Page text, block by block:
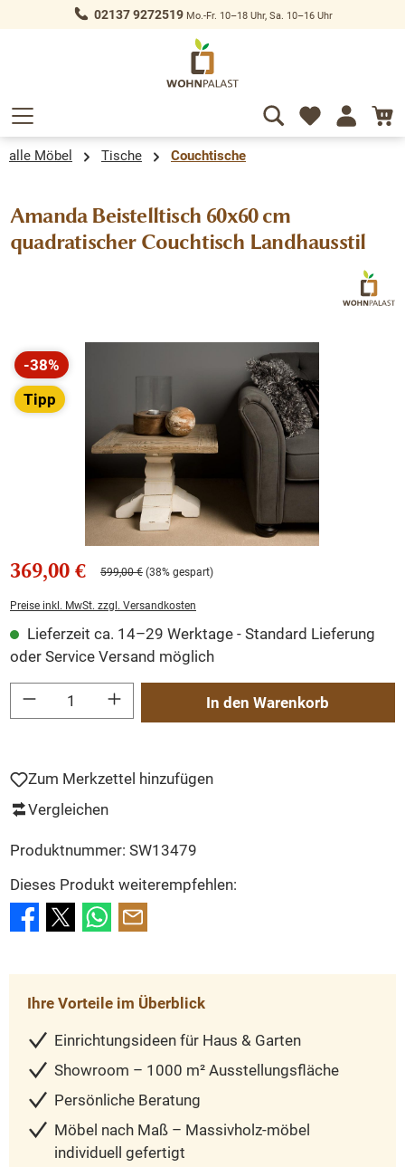
springen 02137 9272519Mo.-Fr. 10–18 Uhr, Sa. 10–16 Uhr
alle Möbel Tische Couchtische
Amanda Beistelltisch 60x60 cm
quadratischer Couchtisch Landhausstil
Bildergalerie überspringen
-38%
Rabatt
Tipp
369,00 € 599,00 € (38% gespart)
Preise inkl. MwSt. zzgl. Versandkosten
Lieferzeit ca. 14–29 Werktage - Standard Lieferung
oder Service Versand möglich
Produkt Anzahl: Gib den gewünschten Wert ein oder benutze die Schaltflächen
In den Warenkorb
Zum Merkzettel hinzufügen
Vergleichen
Produktnummer: SW13479
Dieses Produkt weiterempfehlen:
Ihre Vorteile im Überblick
Einrichtungsideen für Haus & Garten
Showroom – 1000 m² Ausstellungsfläche
Persönliche Beratung
Möbel nach Maß – Massivholz-möbel
individuell gefertigt